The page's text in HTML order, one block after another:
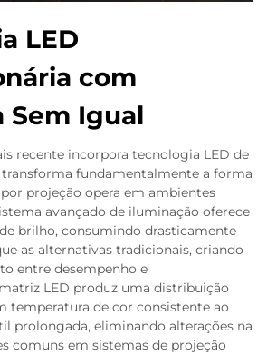
LED
com
Sem Igual
recente incorpora tecnologia LED de
fundamentalmente a forma
projeção opera em ambientes
avançado de iluminação oferece
brilho, consumindo drasticamente
as alternativas tradicionais, criando
entre desempenho e
LED produz uma distribuição
temperatura de cor consistente ao
prolongada, eliminando alterações na
comuns em sistemas de projeção